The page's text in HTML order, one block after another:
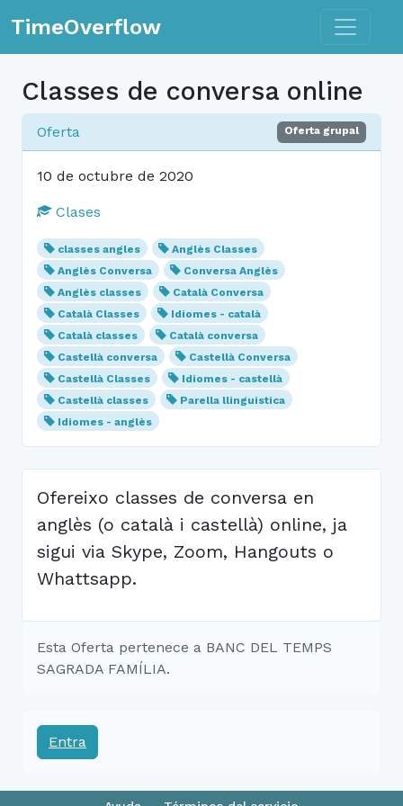
TimeOverflow Toggle
Classes de conversa online
Oferta Oferta grupal
10 de octubre de 2020
Clases
classes angles
Anglès Classes
Anglès Conversa
Conversa Anglès
Anglès classes
Català Conversa
Català Classes
Idiomes - català
Català classes
Català conversa
Castellà conversa
Castellà Conversa
Castellà Classes
Idiomes - castellà
Castellà classes
Parella llinguistica
Idiomes - anglès
Ofereixo classes de conversa en
anglès (o català i castellà) online, ja
sigui via Skype, Zoom, Hangouts o
Whattsapp.
Esta Oferta pertenece a BANC DEL TEMPS
SAGRADA FAMÍLIA.
Entra